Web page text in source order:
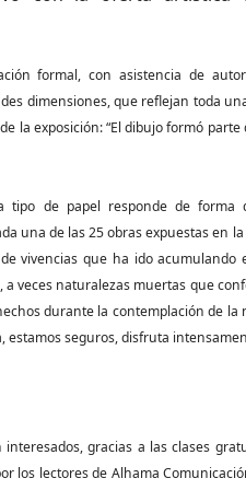
formal, con asistencia de
dimensiones, que reflejan toda
la exposición: “El dibujo formó
tipo de papel responde de forma
una de las 25 obras expuestas en
vivencias que ha ido acumulando
veces naturalezas muertas que
durante la contemplación de la
estamos seguros, disfruta
gracias a las clases
los lectores de Alhama